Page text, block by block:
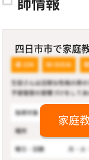
師情報
四日市市で家庭
家庭